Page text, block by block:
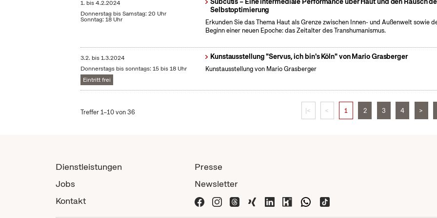
1. bis4.2.2024
Donnerstag bis Samstag: 20 Uhr
Sonntag: 18 Uhr
Selbstoptimierung
Erkunden Sie das Thema Haut als Grenze zwischen Innen- und Außenwelt sowie
Beginn einer neuen Epoche: das Zeitalter des Transhumanismus.
3.2. bis1.3.2024
Donnerstags bis sonntags: 15 bis 18 Uhr
Eintritt frei
Kunstausstellung "Servus, ich bin's Köln" von Mario Grasberger
Kunstausstellung von Mario Grasberger
Treffer 1–10 von 36 |< < 1 2 3 4 >
Dienstleistungen
Jobs
Kontakt
Presse
Newsletter